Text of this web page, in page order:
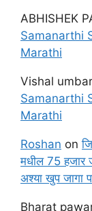
ABHISHEK
Samanarthi
Marathi
Vishal
Samanarthi
Marathi
Roshan on
मधील 75 हजार
अश्या खुप जागा
Bharat